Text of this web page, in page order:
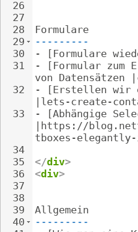
26
27
28
29
30
31
32
33
34
35
36
37
38
39
40
Formulare
---------
-
[Formulare
-
[Formular zum
von
-
[Erstellen wir
|lets-create-
-
[Abhängige
|https://
tboxes-
</div>
<div>
Allgemein
---------